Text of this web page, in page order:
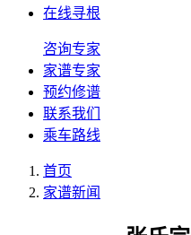
在线寻根
咨询专家
家谱专家
预约修谱
联系我们
乘车路线
首页
家谱新闻